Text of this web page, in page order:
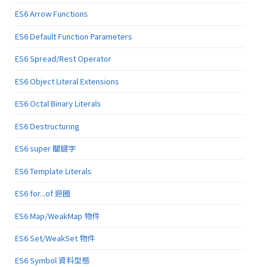
ES6 Arrow Functions
ES6 Default Function Parameters
ES6 Spread/Rest Operator
ES6 Object Literal Extensions
ES6 Octal Binary Literals
ES6 Destructuring
ES6 super 關鍵字
ES6 Template Literals
ES6 for...of 迴圈
ES6 Map/WeakMap 物件
ES6 Set/WeakSet 物件
ES6 Symbol 資料型態